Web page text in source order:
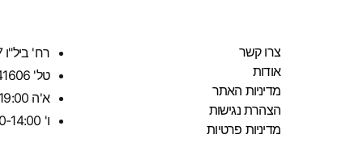
צרו קשר
אודות
מדיניות האתר
הצהרת נגישות
מדיניות פרטיות
רח' ביל"ו 27 רחובות
טל' 0533341606
א'ה 11:00-19:00
ו' 10:00-14:00